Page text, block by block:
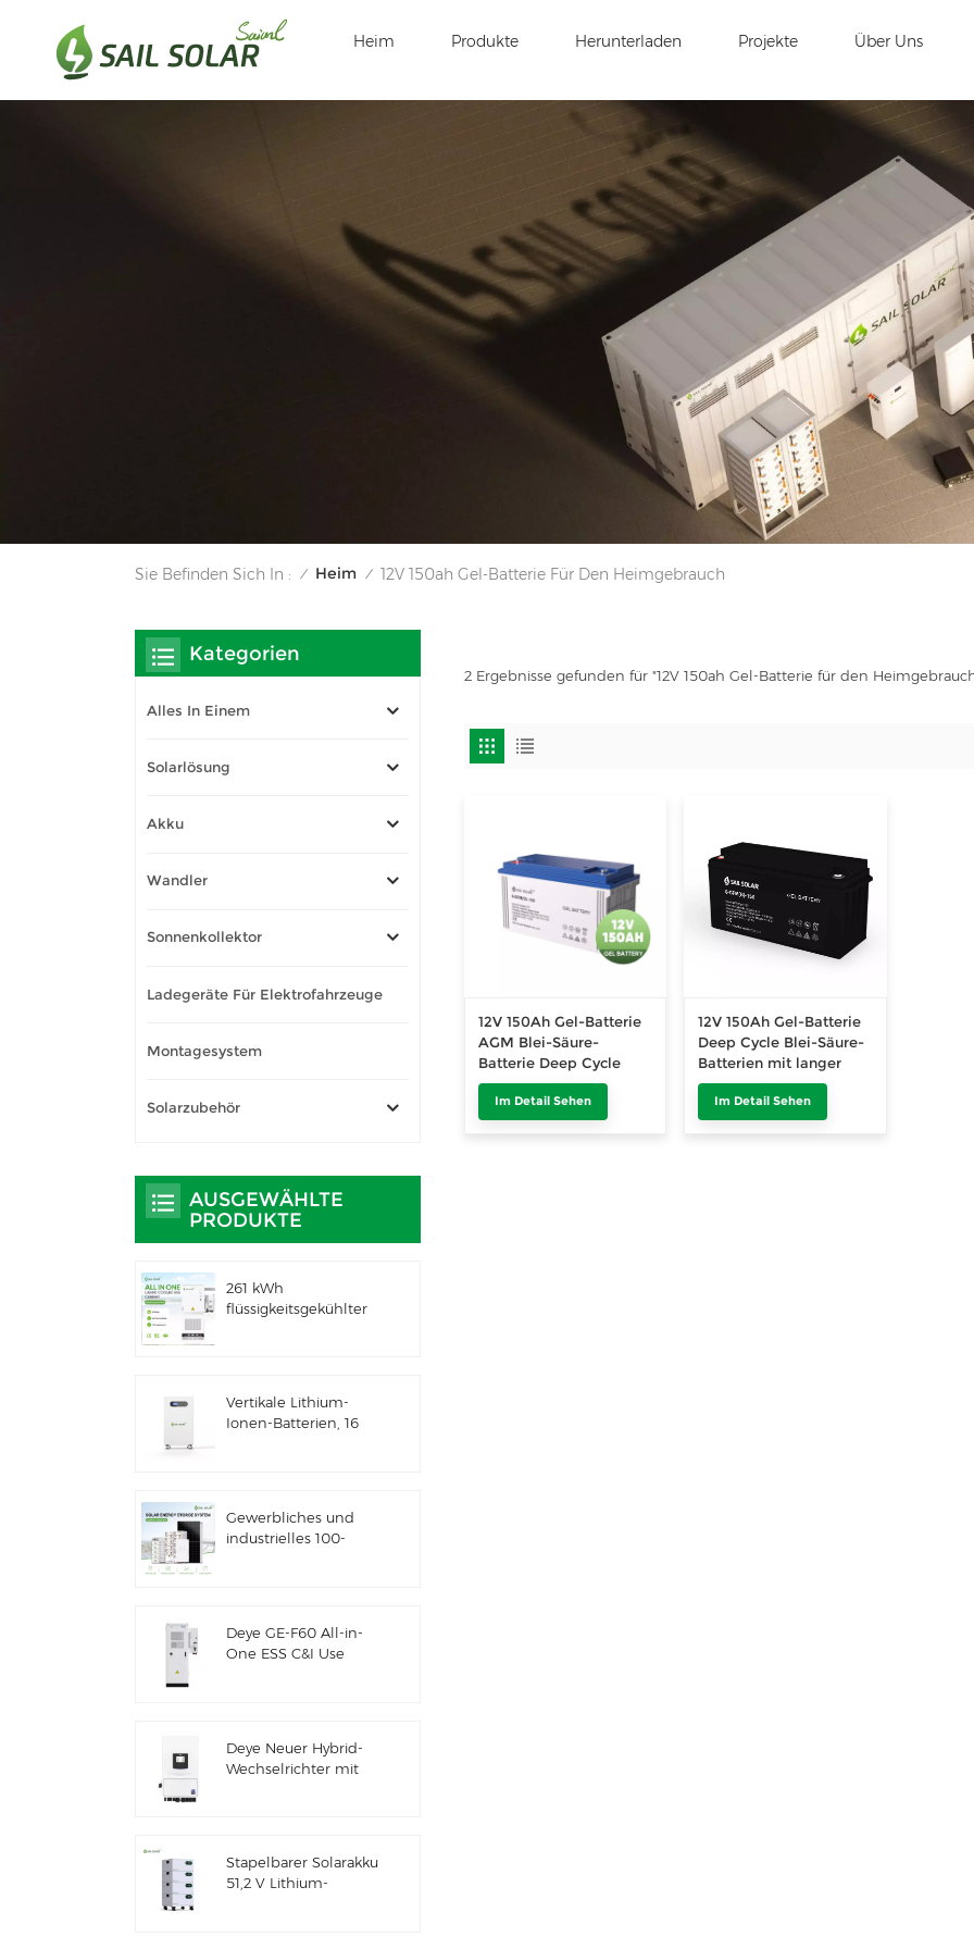
Heim Produkte Herunterladen Projekte Über Uns
Sie Befinden Sich In : / Heim / 12V 150ah Gel-Batterie Für Den Heimgebrauch
2 Ergebnisse gefunden für "12V 150ah Gel-Batterie für den
12V 150Ah Gel-Batterie
AGM Blei-Säure-
Batterie Deep Cycle
China Factory
Im Detail Sehen
12V 150Ah Gel-Batterie
Deep Cycle Blei-Säure-
Batterien mit langer
Lebensdauer
Im Detail Sehen
Kategorien
Alles In Einem
Solarlösung
Akku
Wandler
Sonnenkollektor
Ladegeräte Für Elektrofahrzeuge
Montagesystem
Solarzubehör
AUSGEWÄHLTE
PRODUKTE
261 kWh
flüssigkeitsgekühlter
Anwendungen IP66
ESS
Vertikale Lithium-
Ionen-Batterien, 16
Gewerbliches und
industrielles 100-
Deye GE-F60 All-in-
One ESS C&I Use
51,2V 100Ah
Deye Neuer Hybrid-
Wechselrichter mit
Stapelbarer Solarakku
51,2 V Lithium-